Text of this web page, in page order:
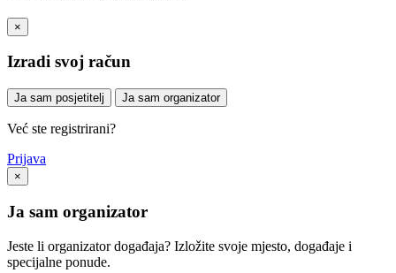
×
Izradi svoj račun
Ja sam posjetitelj Ja sam organizator
Već ste registrirani?
Prijava
×
Ja sam organizator
Jeste li organizator događaja? Izložite svoje mjesto, događaje i
specijalne ponude.